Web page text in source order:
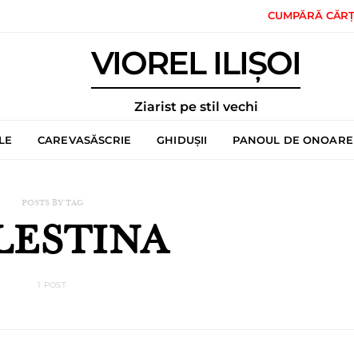
CUMPĂRĂ
VIOREL ILIȘOI
Ziarist pe stil vechi
CAREVASĂSCRIE GHIDUȘII PANOUL DE ONOARE
POSTS BY TAG
1 POST